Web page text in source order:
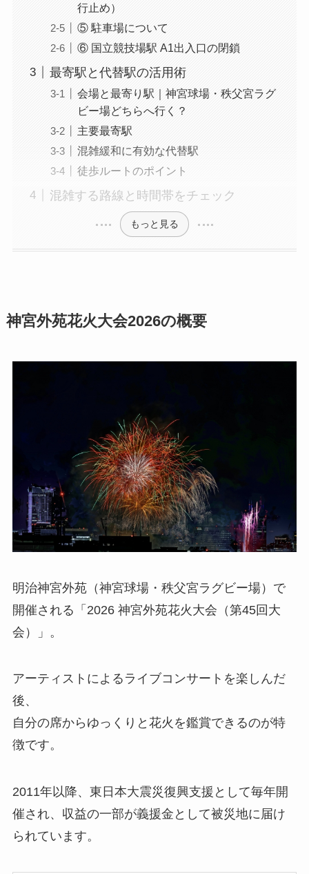
行止め）
⑤ 駐車場について
⑥ 国立競技場駅 A1出入口の閉鎖
最寄駅と代替駅の活用術
会場と最寄り駅｜神宮球場・秩父宮ラグ
ビー場どちらへ行く？
主要最寄駅
混雑緩和に有効な代替駅
徒歩ルートのポイント
混雑する路線と時間帯をチェック
もっと見る
神宮外苑花火大会2026の概要
明治神宮外苑（神宮球場・秩父宮ラグビー場）で
開催される「2026 神宮外苑花火大会（第45回大
会）」。
アーティストによるライブコンサートを楽しんだ
後、
自分の席からゆっくりと花火を鑑賞できるのが特
徴です。
2011年以降、東日本大震災復興支援として毎年開
催され、収益の一部が義援金として被災地に届け
られています。